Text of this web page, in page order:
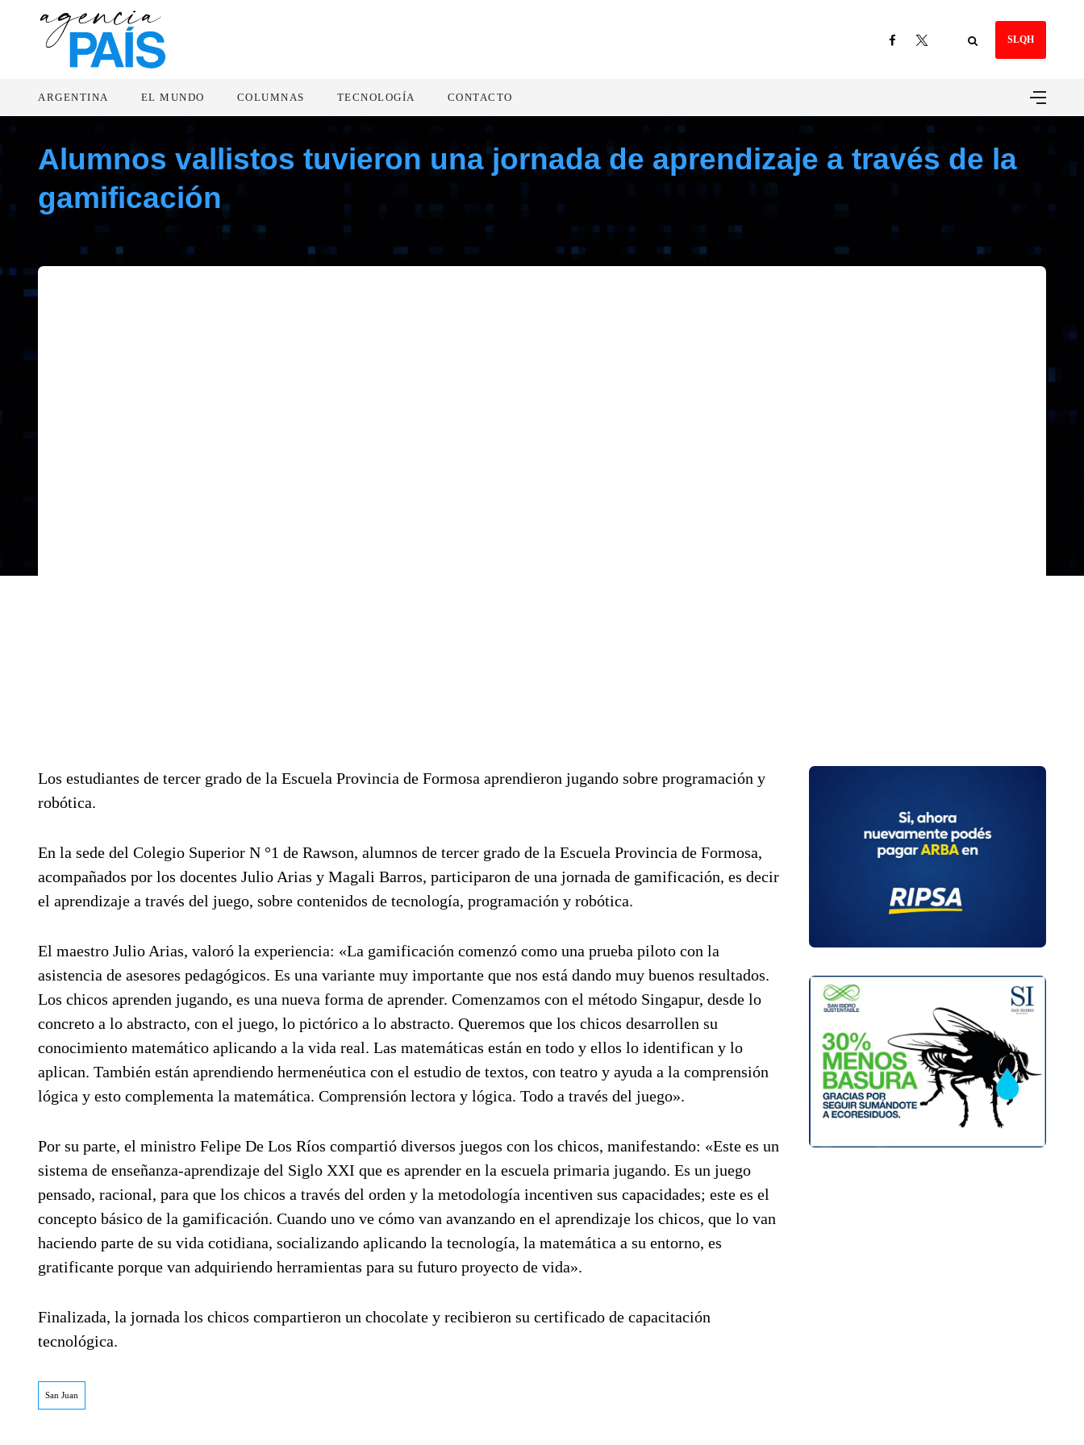
SLQH
ARGENTINA EL MUNDO COLUMNAS TECNOLOGÍA CONTACTO
Alumnos vallistos tuvieron una jornada de aprendizaje a través de la
gamificación
Los estudiantes de tercer grado de la Escuela Provincia de Formosa aprendieron jugando sobre programación y
robótica.
En la sede del Colegio Superior N °1 de Rawson, alumnos de tercer grado de la Escuela Provincia de Formosa,
acompañados por los docentes Julio Arias y Magali Barros, participaron de una jornada de gamificación, es decir
el aprendizaje a través del juego, sobre contenidos de tecnología, programación y robótica.
El maestro Julio Arias, valoró la experiencia: «La gamificación comenzó como una prueba piloto con la
asistencia de asesores pedagógicos. Es una variante muy importante que nos está dando muy buenos resultados.
Los chicos aprenden jugando, es una nueva forma de aprender. Comenzamos con el método Singapur, desde lo
concreto a lo abstracto, con el juego, lo pictórico a lo abstracto. Queremos que los chicos desarrollen su
conocimiento matemático aplicando a la vida real. Las matemáticas están en todo y ellos lo identifican y lo
aplican. También están aprendiendo hermenéutica con el estudio de textos, con teatro y ayuda a la comprensión
lógica y esto complementa la matemática. Comprensión lectora y lógica. Todo a través del juego».
Por su parte, el ministro Felipe De Los Ríos compartió diversos juegos con los chicos, manifestando: «Este es un
sistema de enseñanza-aprendizaje del Siglo XXI que es aprender en la escuela primaria jugando. Es un juego
pensado, racional, para que los chicos a través del orden y la metodología incentiven sus capacidades; este es el
concepto básico de la gamificación. Cuando uno ve cómo van avanzando en el aprendizaje los chicos, que lo van
haciendo parte de su vida cotidiana, socializando aplicando la tecnología, la matemática a su entorno, es
gratificante porque van adquiriendo herramientas para su futuro proyecto de vida».
Finalizada, la jornada los chicos compartieron un chocolate y recibieron su certificado de capacitación
tecnológica.
San Juan